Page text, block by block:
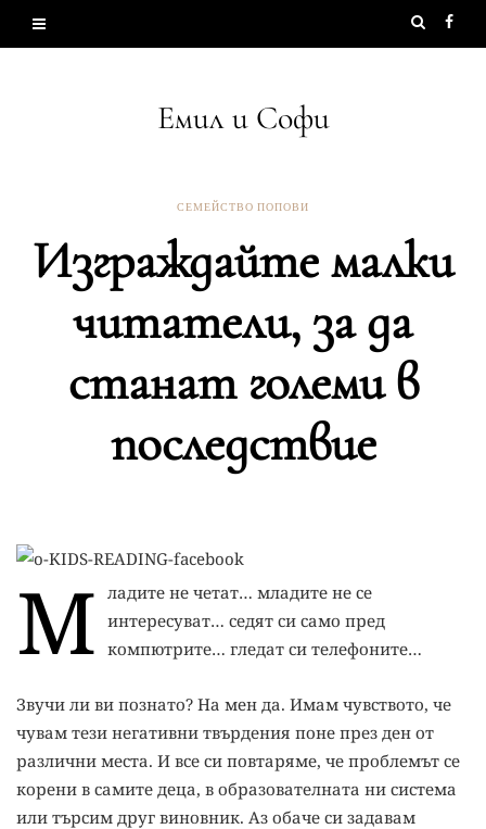
Емил и Софи
СЕМЕЙСТВО ПОПОВИ
Изграждайте малки
читатели, за да
станат големи в
последствие
М ладите не четат… младите не се
интересуват… седят си само пред
компютрите… гледат си телефоните…
Звучи ли ви познато? На мен да. Имам чувството, че
чувам тези негативни твърдения поне през ден от
различни места. И все си повтаряме, че проблемът се
корени в самите деца, в образователната ни система
или търсим друг виновник. Аз обаче си задавам